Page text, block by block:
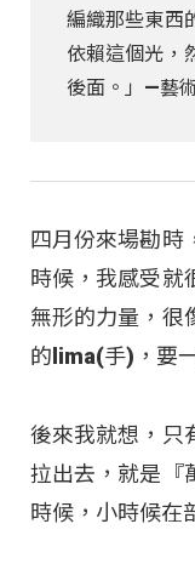
編織那些東西
依賴這個光，
後面。」—藝
四月份來場勘時
時候，我感受就
無形的力量，很
的lima(手)，要
後來我就想，只
拉出去，就是『
時候，小時候在